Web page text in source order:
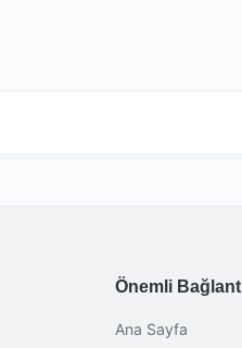
Önemli
Ana Sayfa